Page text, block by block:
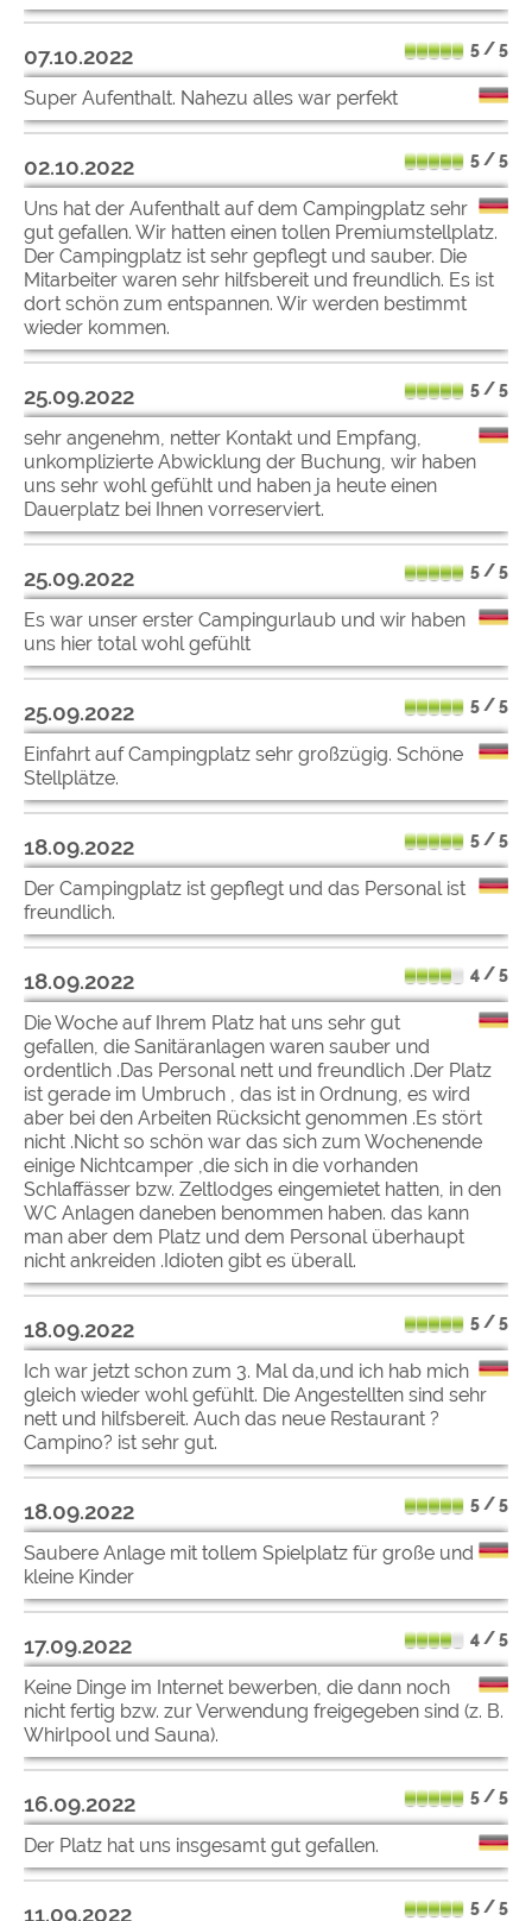
07.10.2022 5 / 5
Super Aufenthalt. Nahezu alles war perfekt
02.10.2022 5 / 5
Uns hat der Aufenthalt auf dem Campingplatz sehr
gut gefallen. Wir hatten einen tollen Premiumstellplatz.
Der Campingplatz ist sehr gepflegt und sauber. Die
Mitarbeiter waren sehr hilfsbereit und freundlich. Es ist
dort schön zum entspannen. Wir werden bestimmt
wieder kommen.
25.09.2022 5 / 5
sehr angenehm, netter Kontakt und Empfang,
unkomplizierte Abwicklung der Buchung, wir haben
uns sehr wohl gefühlt und haben ja heute einen
Dauerplatz bei Ihnen vorreserviert.
25.09.2022 5 / 5
Es war unser erster Campingurlaub und wir haben
uns hier total wohl gefühlt
25.09.2022 5 / 5
Einfahrt auf Campingplatz sehr großzügig. Schöne
Stellplätze.
18.09.2022 5 / 5
Der Campingplatz ist gepflegt und das Personal ist
freundlich.
18.09.2022 4 / 5
Die Woche auf Ihrem Platz hat uns sehr gut
gefallen, die Sanitäranlagen waren sauber und
ordentlich .Das Personal nett und freundlich .Der Platz
ist gerade im Umbruch , das ist in Ordnung, es wird
aber bei den Arbeiten Rücksicht genommen .Es stört
nicht .Nicht so schön war das sich zum Wochenende
einige Nichtcamper ,die sich in die vorhanden
Schlaffässer bzw. Zeltlodges eingemietet hatten, in den
WC Anlagen daneben benommen haben. das kann
man aber dem Platz und dem Personal überhaupt
nicht ankreiden .Idioten gibt es überall.
18.09.2022 5 / 5
Ich war jetzt schon zum 3. Mal da,und ich hab mich
gleich wieder wohl gefühlt. Die Angestellten sind sehr
nett und hilfsbereit. Auch das neue Restaurant ?
Campino? ist sehr gut.
18.09.2022 5 / 5
Saubere Anlage mit tollem Spielplatz für große und
kleine Kinder
17.09.2022 4 / 5
Keine Dinge im Internet bewerben, die dann noch
nicht fertig bzw. zur Verwendung freigegeben sind (z. B.
Whirlpool und Sauna).
16.09.2022 5 / 5
Der Platz hat uns insgesamt gut gefallen.
11.09.2022 5 / 5